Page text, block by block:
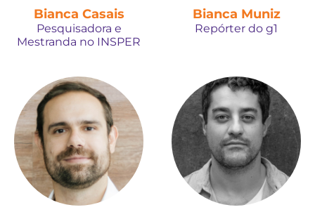
Bianca Casais
Pesquisadora e
Mestranda no INSPER
Bianca Muniz
Repórter do g1